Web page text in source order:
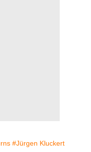
#Jürgen Kluckert